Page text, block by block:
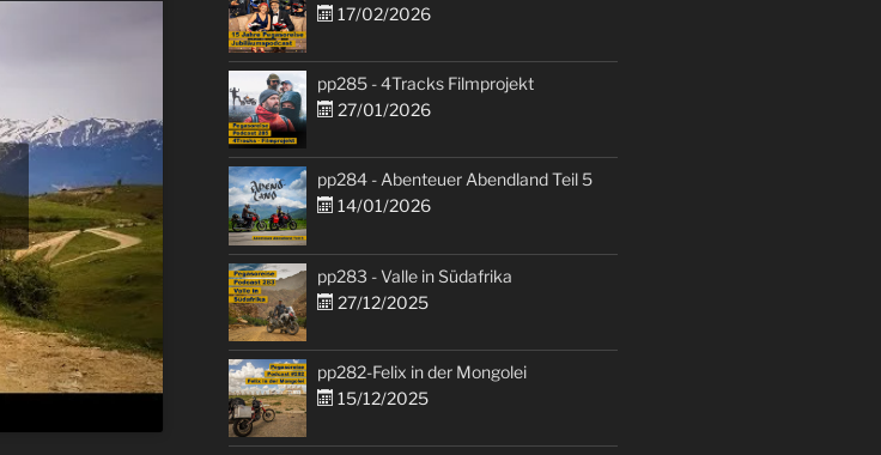
17/02/2026
pp285 - 4Tracks Filmprojekt
27/01/2026
pp284 - Abenteuer Abendland Teil 5
14/01/2026
pp283 - Valle in Südafrika
27/12/2025
pp282-Felix in der Mongolei
15/12/2025